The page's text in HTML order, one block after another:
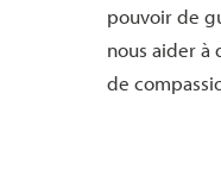
pouvoir de
nous aider à
de